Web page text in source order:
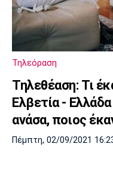
Τηλεόραση
Τηλεθέαση: Τι
Ελβετία -
ανάσα, ποιος
Πέμπτη, 02/09/2021